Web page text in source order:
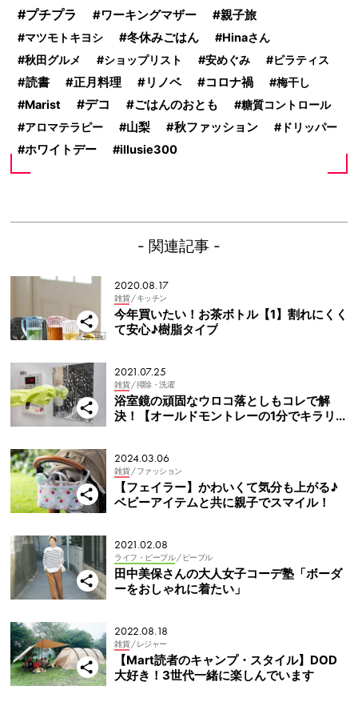
プチプラ ワーキングマザー 親子旅
マツモトキヨシ 冬休みごはん
Hinaさん
秋田グルメ
ショップリスト 安めぐみ ピラティス
読書 正月料理 リノベ コロナ禍 梅干し
Marist デコ ごはんのおとも
糖質コントロール
アロマテラピー
山梨 秋ファッション ドリッパー
ホワイトデー illusie300
- 関連記事 -
2020.08.17
雑貨 / キッチン
今年買いたい！お茶ボトル【1】割れにくく
て安心♪樹脂タイプ
2021.07.25
雑貨 / 掃除・洗濯
浴室鏡の頑固なウロコ落としもコレで解
決！【オールドモントレーの1分でキラリ】
2024.03.06
雑貨 / ファッション
【フェイラー】かわいくて気分も上がる♪
ベビーアイテムと共に親子でスマイル！
2021.02.08
ライフ・ピープル / ピープル
田中美保さんの大人女子コーデ塾「ボーダ
ーをおしゃれに着たい」
2022.08.18
雑貨 / レジャー
【Mart読者のキャンプ・スタイル】DOD
大好き！3世代一緒に楽しんでいます